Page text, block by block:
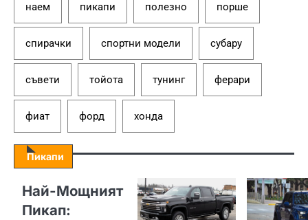
наем пикапи полезно порше
спирачки спортни модели субару
съвети тойота тунинг ферари
фиат форд хонда
Пикапи
Най-Мощният
Пикап: